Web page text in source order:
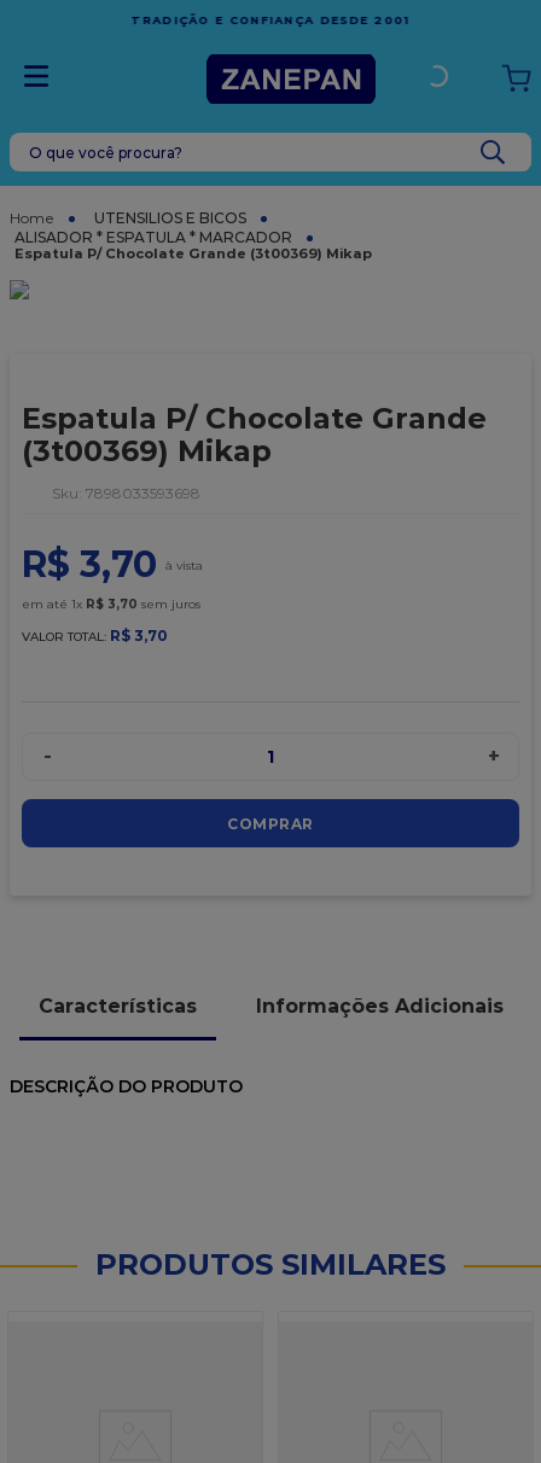
FRETE GRÁTIS
ESPÍRITO SANTO
O que você procura?
UTENSILIOS E BICOS
ALISADOR * ESPATULA * MARCADOR
Espatula P/ Chocolate Grande (3t00369) Mikap
Espatula P/ Chocolate Grande
(3t00369) Mikap
: 7898033593698
R$ 3,70
em até 1x R$ 3,70 sem juros
VALOR TOTAL: R$ 3,70
- 1 +
COMPRAR
Características Informações Adicionais
DESCRIÇÃO DO PRODUTO
PRODUTOS SIMILARES
TERMOS MAIS BUSCADOS
leite condensado
2º
caixa
6º
granulado
7º
vabene
sacola
9
caixa kraft
chocolate